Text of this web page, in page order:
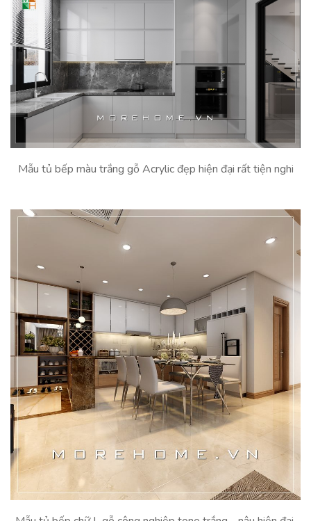
Mẫu tủ bếp màu trắng gỗ Acrylic đẹp hiện đại rất tiện nghi